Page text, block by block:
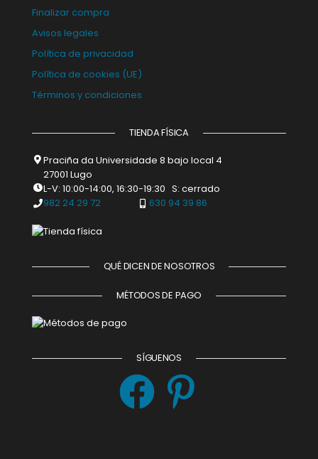
Finalizar compra
Avisos legales
Política de privacidad
Política de cookies (UE)
Términos y condiciones
TIENDA FÍSICA
Praciña da Universidade 8 bajo local 4
27001 Lugo
L-V: 10:00-14:00, 16:30-19:30 S: cerrado
982 24 29 72
630 94 39 86
QUÉ DICEN DE NOSOTROS
MÉTODOS DE PAGO
SÍGUENOS